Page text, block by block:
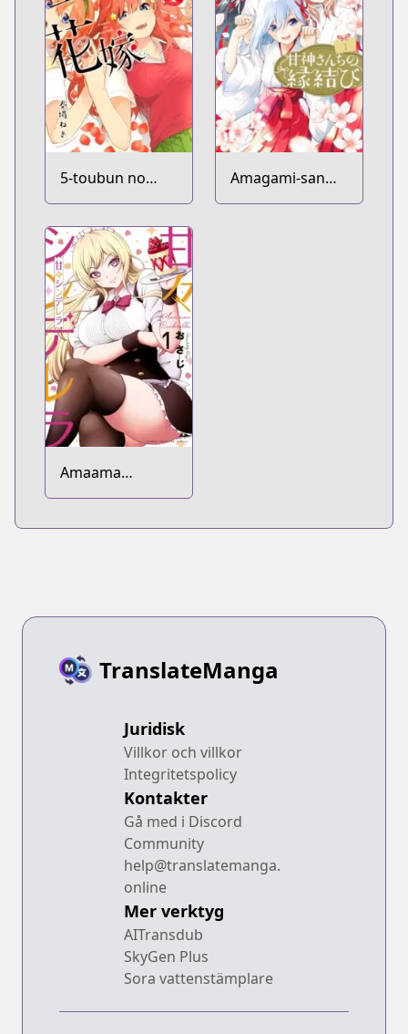
5-toubun no
Hanayome
Amagami-san
Chi no Enmusubi
Amaama
Cinderella
TranslateManga
Juridisk
Villkor och villkor
Integritetspolicy
Kontakter
Gå med i Discord
Community
help@translatemanga.
online
Mer verktyg
AITransdub
SkyGen Plus
Sora vattenstämplare